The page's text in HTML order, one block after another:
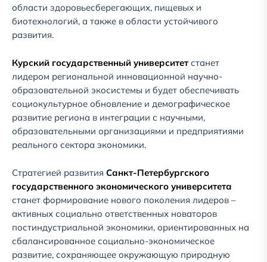
области здоровьесберегающих, пищевых и
биотехнологий, а также в области устойчивого
развития.
Курский государственный университетстанет
лидером региональной инновационной научно-
образовательной экосистемы и будет обеспечивать
социокультурное обновление и демографическое
развитие региона в интеграции с научными,
образовательными организациями и предприятиями
реального сектора экономики.
Стратегией развития Санкт-Петербургского
государственного экономического университета
станет формирование нового поколения лидеров –
активных социально ответственных новаторов
постиндустриальной экономики, ориентированных на
сбалансированное социально-экономическое
развитие, сохраняющее окружающую природную